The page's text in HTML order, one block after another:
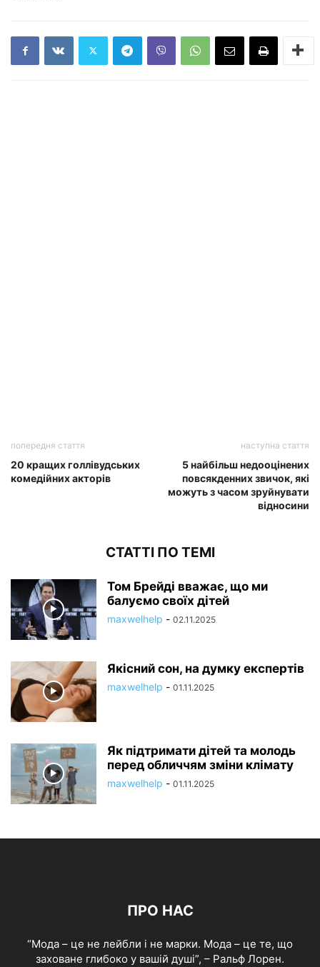
попередня стаття
20 кращих голлівудських
комедійних акторів
наступна стаття
5 найбільш недооцінених
повсякденних звичок, які
можуть з часом зруйнувати
відносини
СТАТТІ ПО ТЕМІ
Том Брейді вважає, що ми
балуємо своїх дітей
maxwelhelp - 02.11.2025
Якісний сон, на думку експертів
maxwelhelp - 01.11.2025
Як підтримати дітей та молодь
перед обличчям зміни клімату
maxwelhelp - 01.11.2025
ПРО НАС
“Мода – це не лейбли і не марки. Мода – це те, що
заховане глибоко у вашій душі”, – Ральф Лорен.